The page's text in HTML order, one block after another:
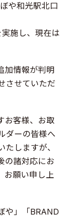
や和光駅北口
施し、現在は
加情報が判明
させていただ
お客様、お取
ダーの皆様へ
しますが、
の諸対応にお
お願い申し上
や」「BRAND